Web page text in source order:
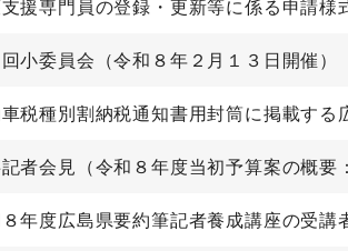
援専門員の登録・更新等に係る申請様
小委員会（令和８年２月１３日開催）
税種別割納税通知書用封筒に掲載する
者会見（令和８年度当初予算案の概要
年度広島県要約筆記者養成講座の受講